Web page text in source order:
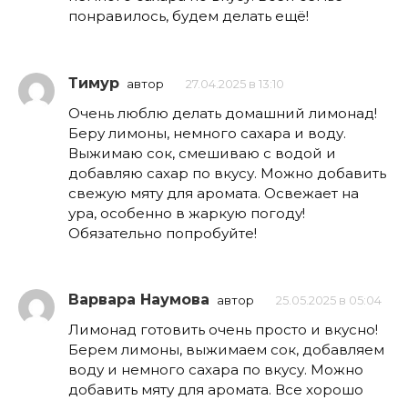
понравилось, будем делать ещё!
Тимур автор 27.04.2025 в 13:10
Очень люблю делать домашний лимонад!
Беру лимоны, немного сахара и воду.
Выжимаю сок, смешиваю с водой и
добавляю сахар по вкусу. Можно добавить
свежую мяту для аромата. Освежает на
ура, особенно в жаркую погоду!
Обязательно попробуйте!
Варвара Наумова автор 25.05.2025 в 05:04
Лимонад готовить очень просто и вкусно!
Берем лимоны, выжимаем сок, добавляем
воду и немного сахара по вкусу. Можно
добавить мяту для аромата. Все хорошо